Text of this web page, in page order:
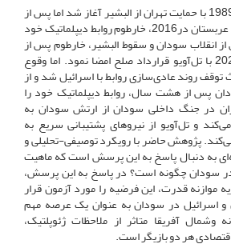
روابط ایران و سودان از 1989 با حمایت تهران از البشیر آغاز شد اما پس از
تشدید تنش‌ بین ایران و عربستان در2016، خارطوم روابط دیپلماتیک خود
انقلاب سودان و سقوط البشیر، خارطوم پس از
پنج دهه خصومت در2020 با تل‌آویو قرارداد صلح امضا نمود. اما وقوع
روند عادی‌سازی روابط با اسرائیل شد و از
پس از هشت سال، روابط دیپلماتیک خود را
در جنگ داخلی سودان از ارتش سودان به
و تل‌آویو از نیروهای پشتیبانی سریع به
پژوهش حاضر با رویکرد توصیفی-تحلیلی و
به دنبال پاسخ به این پرسش است که ماهیت
در سودان چگونه است؟ در پاسخ به این پرسش،
موازنه قدرت، این فرضیه را مورد آزمون قرار
و اسرائیل در سودان به عنوان یک عرصه مهم
وشمال آفریقا متاثر از ملاحظات ژئوپلتیک،
هر دو بازیگر است.